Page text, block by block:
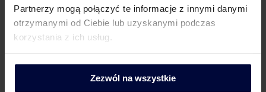
Partnerzy mogą połączyć te informacje z innymi danymi
otrzymanymi od Ciebie lub uzyskanymi podczas
korzystania z ich usług.
Zezwól na wszystkie
KONTAKT DLA KLIENTÓW